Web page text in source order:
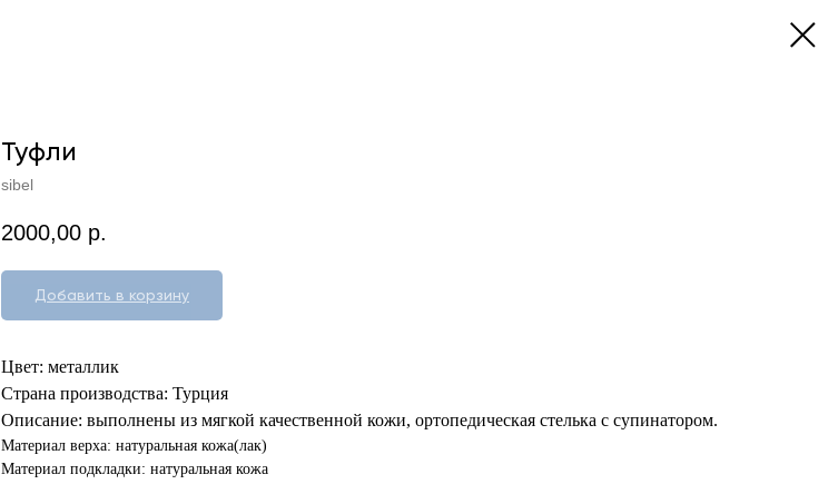
Туфли
sibel
2000,00 р.
Добавить в корзину
Цвет: металлик
Страна производства: Турция
Описание: выполнены из мягкой качественной кожи, ортопедическая стелька с супинатором.
Материал верха: натуральная кожа(лак)
Материал подкладки: натуральная кожа